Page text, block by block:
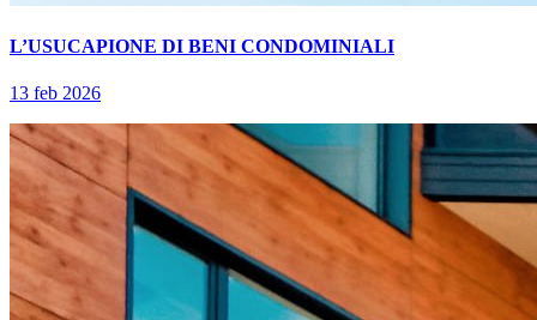
L’USUCAPIONE DI BENI CONDOMINIALI
13 feb 2026